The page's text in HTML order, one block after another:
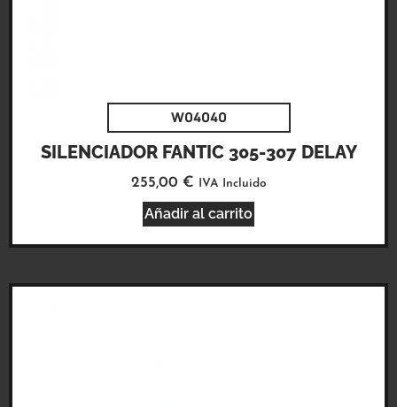
W04040
SILENCIADOR FANTIC 305-307 DELAY
255,00 € IVA Incluido
Añadir al carrito